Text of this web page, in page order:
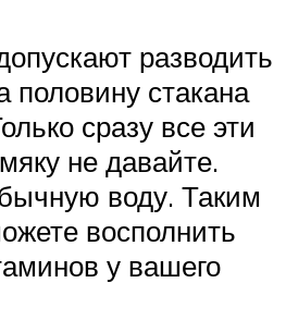
разводить
половину стакана
сразу все эти
не давайте.
воду. Таким
восполнить
у вашего